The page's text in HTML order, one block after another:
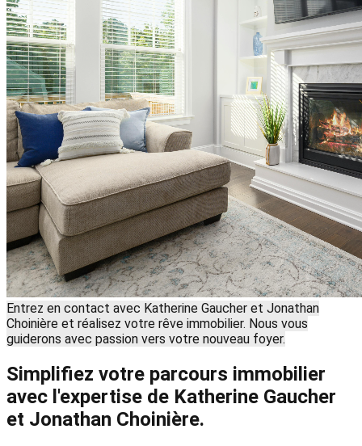
Entrez en contact avec Katherine Gaucher et Jonathan
Choinière et réalisez votre rêve immobilier. Nous vous
guiderons avec passion vers votre nouveau foyer.
Simplifiez votre parcours immobilier
avec l'expertise de Katherine Gaucher
et Jonathan Choinière.